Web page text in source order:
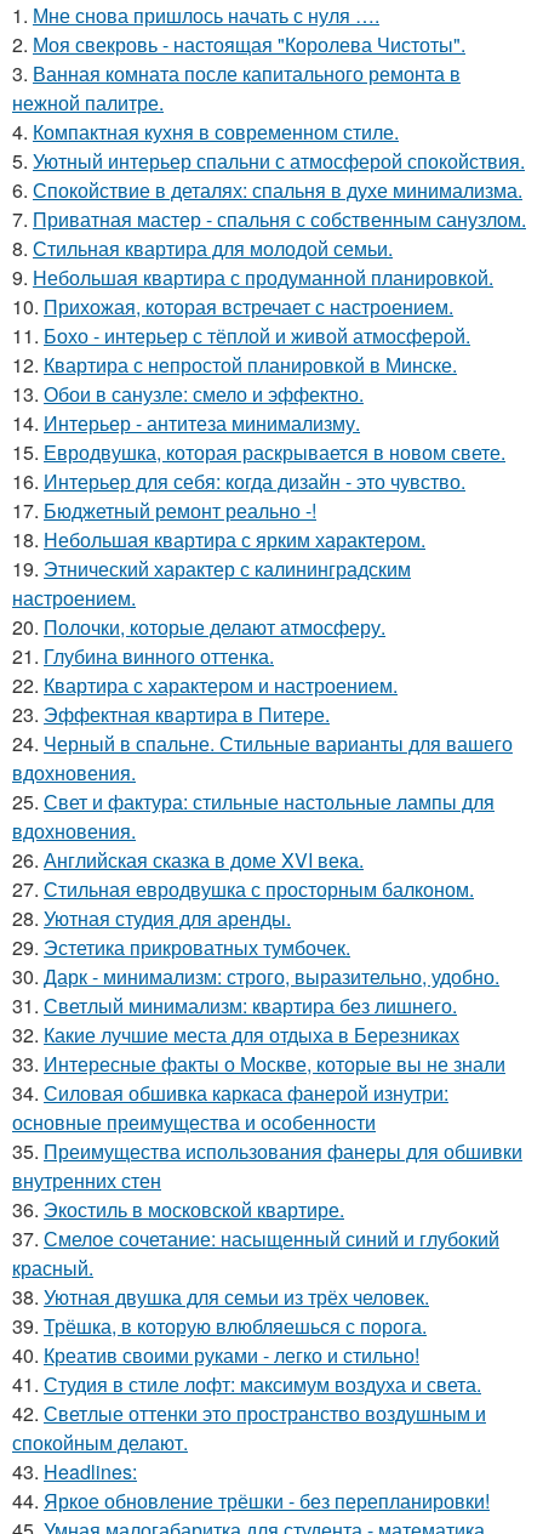
1. Мне снова пришлось начать с нуля ….
2. Моя свекровь - настоящая "Королева Чистоты".
3. Ванная комната после капитального ремонта в
нежной палитре.
4. Компактная кухня в современном стиле.
5. Уютный интерьер спальни с атмосферой спокойствия.
6. Спокойствие в деталях: спальня в духе минимализма.
7. Приватная мастер - спальня с собственным санузлом.
8. Стильная квартира для молодой семьи.
9. Небольшая квартира с продуманной планировкой.
10. Прихожая, которая встречает с настроением.
11. Бохо - интерьер с тёплой и живой атмосферой.
12. Квартира с непростой планировкой в Минске.
13. Обои в санузле: смело и эффектно.
14. Интерьер - антитеза минимализму.
15. Евродвушка, которая раскрывается в новом свете.
16. Интерьер для себя: когда дизайн - это чувство.
17. Бюджетный ремонт реально -!
18. Небольшая квартира с ярким характером.
19. Этнический характер с калининградским
настроением.
20. Полочки, которые делают атмосферу.
21. Глубина винного оттенка.
22. Квартира с характером и настроением.
23. Эффектная квартира в Питере.
24. Черный в спальне. Стильные варианты для вашего
вдохновения.
25. Свет и фактура: стильные настольные лампы для
вдохновения.
26. Английская сказка в доме XVI века.
27. Стильная евродвушка с просторным балконом.
28. Уютная студия для аренды.
29. Эстетика прикроватных тумбочек.
30. Дарк - минимализм: строго, выразительно, удобно.
31. Светлый минимализм: квартира без лишнего.
32. Какие лучшие места для отдыха в Березниках
33. Интересные факты о Москве, которые вы не знали
34. Силовая обшивка каркаса фанерой изнутри:
основные преимущества и особенности
35. Преимущества использования фанеры для обшивки
внутренних стен
36. Экостиль в московской квартире.
37. Смелое сочетание: насыщенный синий и глубокий
красный.
38. Уютная двушка для семьи из трёх человек.
39. Трёшка, в которую влюбляешься с порога.
40. Креатив своими руками - легко и стильно!
41. Студия в стиле лофт: максимум воздуха и света.
42. Светлые оттенки это пространство воздушным и
спокойным делают.
43. Headlines:
44. Яркое обновление трёшки - без перепланировки!